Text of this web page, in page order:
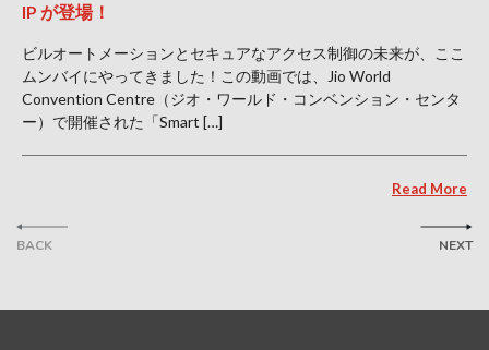
BACK
IP が登場！
ビルオートメーションとセキュアなアクセス制御の未来が、ここ
ムンバイにやってきました！この動画では、Jio World
Convention Centre（ジオ・ワールド・コンベンション・センタ
ー）で開催された「Smart […]
Read More
NEXT